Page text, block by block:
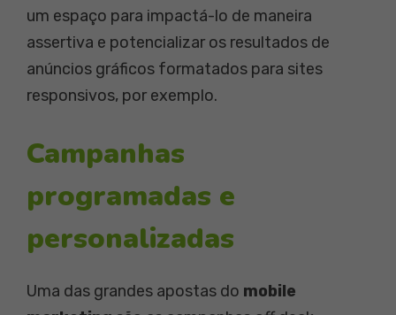
um espaço para impactá-lo de maneira
assertiva e potencializar os resultados de
anúncios gráficos formatados para sites
responsivos, por exemplo.
Campanhas
programadas e
personalizadas
Uma das grandes apostas do mobile